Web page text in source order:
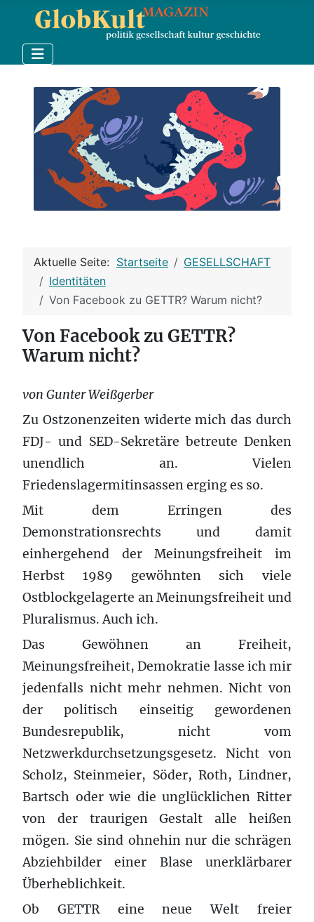
Aktuelle Seite: Startseite
GESELLSCHAFT
Identitäten
Von Facebook zu GETTR? Warum nicht?
Von Facebook zu GETTR?
Warum nicht?
von Gunter Weißgerber
Zu Ostzonenzeiten widerte mich das durch
FDJ- und SED-Sekretäre betreute Denken
unendlich an. Vielen
Friedenslagermitinsassen erging es so.
Mit dem Erringen des
Demonstrationsrechts und damit
einhergehend der Meinungsfreiheit im
Herbst 1989 gewöhnten sich viele
Ostblockgelagerte an Meinungsfreiheit und
Pluralismus. Auch ich.
Das Gewöhnen an Freiheit,
Meinungsfreiheit, Demokratie lasse ich mir
jedenfalls nicht mehr nehmen. Nicht von
der politisch einseitig gewordenen
Bundesrepublik, nicht vom
Netzwerkdurchsetzungsgesetz. Nicht von
Scholz, Steinmeier, Söder, Roth, Lindner,
Bartsch oder wie die unglücklichen Ritter
von der traurigen Gestalt alle heißen
mögen. Sie sind ohnehin nur die schrägen
Abziehbilder einer Blase unerklärbarer
Überheblichkeit.
Ob GETTR eine neue Welt freier